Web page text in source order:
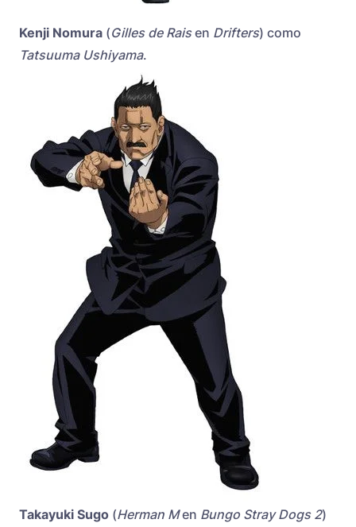
Kenji Nomura (Gilles de Raisen Drifters) como
Tatsuuma Ushiyama.
Takayuki Sugo (Herman Men Bungo Stray Dogs 2)